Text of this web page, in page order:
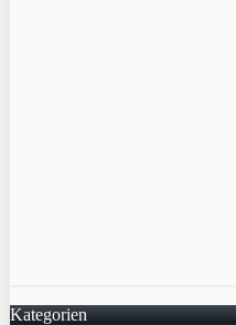
Kategorien